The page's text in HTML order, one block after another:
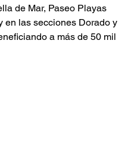
de Mar, Paseo Playas
en las secciones Dorado y
a más de 50 mil